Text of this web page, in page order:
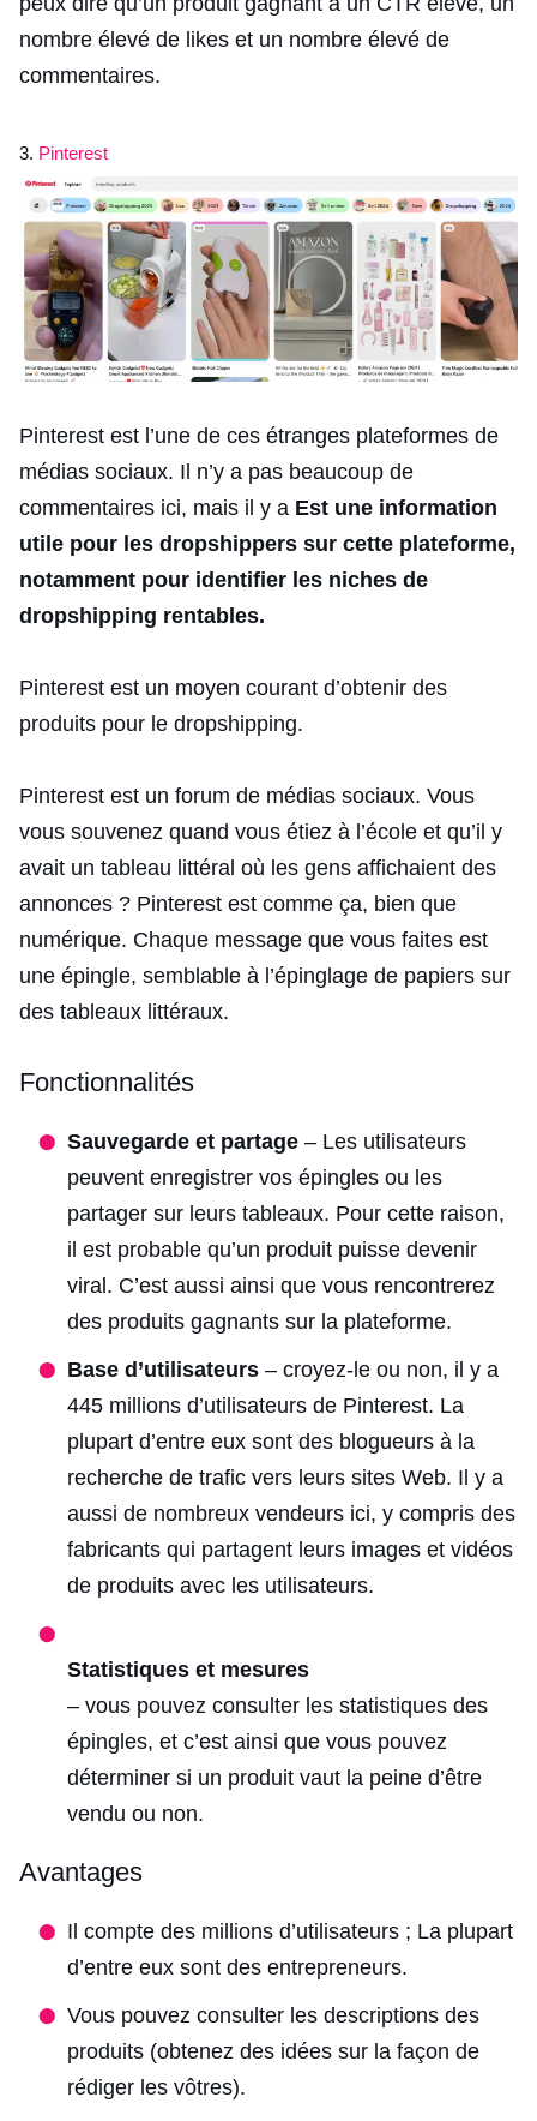
nombre élevé de likes et un nombre élevé de
commentaires.
3. Pinterest
Pinterest est l’une de ces étranges plateformes de
médias sociaux. Il n’y a pas beaucoup de
commentaires ici, mais il y a Est une information
utile pour les dropshippers sur cette plateforme,
notamment pour identifier les niches de
dropshipping rentables.
Pinterest est un moyen courant d’obtenir des
produits pour le dropshipping.
Pinterest est un forum de médias sociaux. Vous
vous souvenez quand vous étiez à l’école et qu’il y
avait un tableau littéral où les gens affichaient des
annonces ? Pinterest est comme ça, bien que
numérique. Chaque message que vous faites est
une épingle, semblable à l’épinglage de papiers sur
des tableaux littéraux.
Fonctionnalités
Sauvegarde et partage – Les utilisateurs
peuvent enregistrer vos épingles ou les
partager sur leurs tableaux. Pour cette raison,
il est probable qu’un produit puisse devenir
viral. C’est aussi ainsi que vous rencontrerez
des produits gagnants sur la plateforme.
Base d’utilisateurs – croyez-le ou non, il y a
445 millions d’utilisateurs de Pinterest. La
plupart d’entre eux sont des blogueurs à la
recherche de trafic vers leurs sites Web. Il y a
aussi de nombreux vendeurs ici, y compris des
fabricants qui partagent leurs images et vidéos
de produits avec les utilisateurs.
Statistiques et mesures
– vous pouvez consulter les statistiques des
épingles, et c’est ainsi que vous pouvez
déterminer si un produit vaut la peine d’être
vendu ou non.
Avantages
Il compte des millions d’utilisateurs ; La plupart
d’entre eux sont des entrepreneurs.
Vous pouvez consulter les descriptions des
produits (obtenez des idées sur la façon de
rédiger les vôtres).